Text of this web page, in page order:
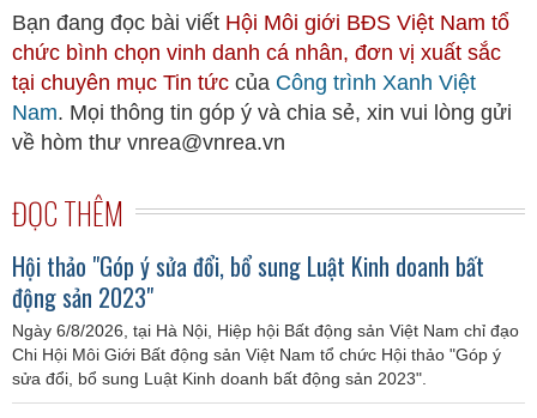
Bạn đang đọc bài viết Hội Môi giới BĐS Việt Nam tổ
chức bình chọn vinh danh cá nhân, đơn vị xuất sắc
tại chuyên mục Tin tức của Công trình Xanh Việt
Nam. Mọi thông tin góp ý và chia sẻ, xin vui lòng gửi
về hòm thư vnrea@vnrea.vn
ĐỌC THÊM
Hội thảo "Góp ý sửa đổi, bổ sung Luật Kinh doanh bất
động sản 2023"
Ngày 6/8/2026, tại Hà Nội, Hiệp hội Bất động sản Việt Nam chỉ đạo
Chi Hội Môi Giới Bất động sản Việt Nam tổ chức Hội thảo "Góp ý
sửa đổi, bổ sung Luật Kinh doanh bất động sản 2023".